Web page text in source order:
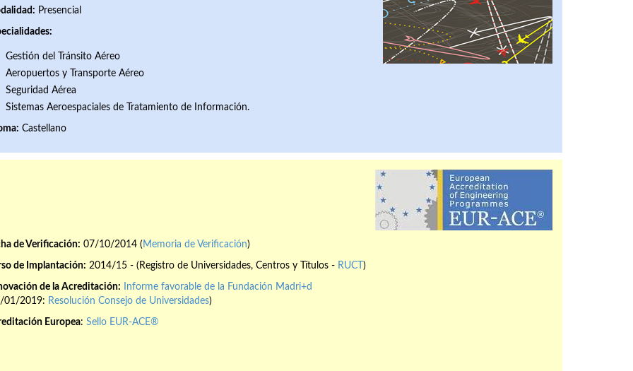
Presencial
Gestión del Tránsito Aéreo
Aeropuertos y Transporte Aéreo
Seguridad Aérea
Sistemas Aeroespaciales de Tratamiento de Información.
Castellano
de Verificación: 07/10/2014 ( Memoria de Verificación)
de Implantación: 2014/15 - (Registro de Universidades, Centros y Títulos - RUCT )
de la Acreditación:
Informe favorable de la Fundación Madri+d
01/2019: Resolución Consejo de Universidades)
Europea: Sello EUR-ACE®